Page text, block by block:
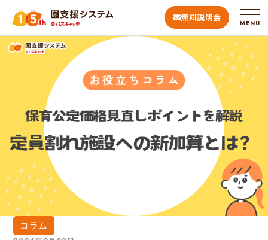
無料説明会
MENU
コラム